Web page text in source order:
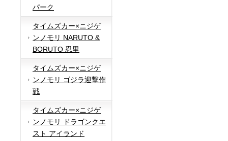
パーク
タイムズカー×ニジゲ
ンノモリ NARUTO &
BORUTO 忍里
タイムズカー×ニジゲ
ンノモリ ゴジラ迎撃作
戦
タイムズカー×ニジゲ
ンノモリ ドラゴンクエ
スト アイランド